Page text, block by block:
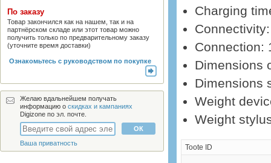
По заказу
Товар закончился как на нашем, так и на
партнёрском складе или этот товар можно
получить только по предварительному заказу
(уточните время доставки)
Ознакомьтесь с руководством по покупке
Желаю вдальнейшем получать
информацию о скидках и кампаниях
Digizone по эл. почте.
Ваша приватность
Charging
Connection:
Dimensions
Dimensions
Weight
Weight
Toote ID